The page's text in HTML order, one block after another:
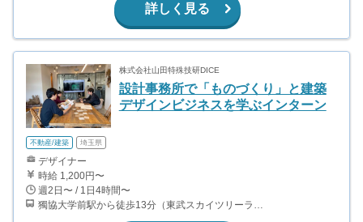
詳しく見る
株式会社山田特殊技研DICE
設計事務所で「ものづくり」と建築
デザインビジネスを学ぶインターン
不動産/建築 埼玉県
デザイナー
時給 1,200円〜
週2日〜 / 1日4時間〜